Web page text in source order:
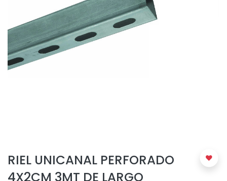
RIEL UNICANAL PERFORADO
4X2CM 3MT DE LARGO